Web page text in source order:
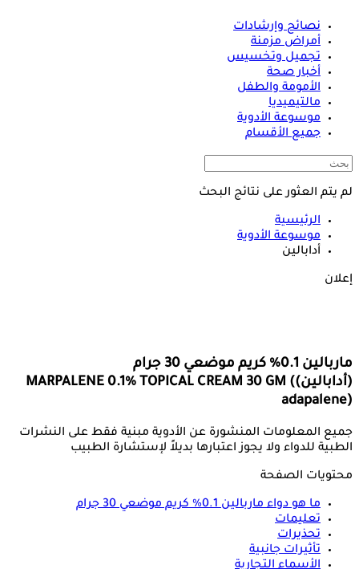
نصائح وإرشادات
أمراض مزمنة
تجميل وتخسيس
أخبار صحة
الأمومة والطفل
مالتيميديا
موسوعة الأدوية
جميع الأقسام
لم يتم العثور على نتائج البحث
الرئيسية
موسوعة الأدوية
أدابالين
إعلان
ماربالين 0.1% كريم موضعي 30 جرام
(أدابالين)MARPALENE 0.1% TOPICAL CREAM 30 GM (
adapalene)
جميع المعلومات المنشورة عن الأدوية مبنية فقط على النشرات
الطبية للدواء ولا يجوز اعتبارها بديلاً لإستشارة الطبيب
محتويات الصفحة
ما هو دواءماربالين 0.1% كريم موضعي 30 جرام
تعليمات
تحذيرات
تأثيرات جانبية
الأسماء التجارية